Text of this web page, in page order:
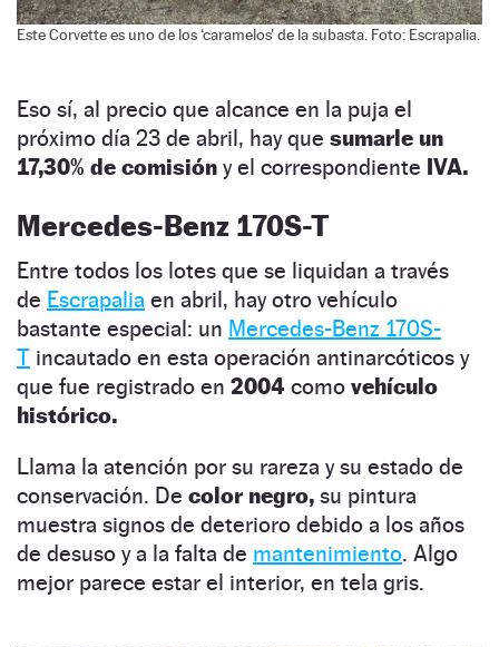
Este Corvette es uno de los ‘caramelos’ de la subasta. Foto: Escrapalia.
Eso sí, al precio que alcance en la puja el
próximo día 23 de abril, hay que sumarle un
17,30% de comisión y el correspondiente IVA.
Mercedes-Benz 170S-T
Entre todos los lotes que se liquidan a través
de Escrapalia en abril, hay otro vehículo
bastante especial: un Mercedes-Benz 170S-
T incautado en esta operación antinarcóticos y
que fue registrado en 2004 como vehículo
histórico.
Llama la atención por su rareza y su estado de
conservación. De color negro, su pintura
muestra signos de deterioro debido a los años
de desuso y a la falta de mantenimiento. Algo
mejor parece estar el interior, en tela gris.